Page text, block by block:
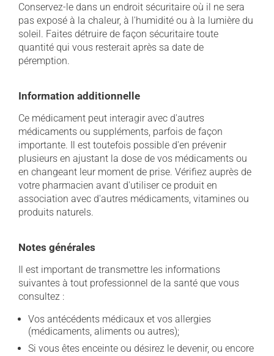
Conservez-le dans un endroit sécuritaire où il ne sera
pas exposé à la chaleur, à l'humidité ou à la lumière du
soleil. Faites détruire de façon sécuritaire toute
quantité qui vous resterait après sa date de
péremption.
Information additionnelle
Ce médicament peut interagir avec d'autres
médicaments ou suppléments, parfois de façon
importante. Il est toutefois possible d'en prévenir
plusieurs en ajustant la dose de vos médicaments ou
en changeant leur moment de prise. Vérifiez auprès de
votre pharmacien avant d'utiliser ce produit en
association avec d'autres médicaments, vitamines ou
produits naturels.
Notes générales
Il est important de transmettre les informations
suivantes à tout professionnel de la santé que vous
consultez :
Vos antécédents médicaux et vos allergies
(médicaments, aliments ou autres);
Si vous êtes enceinte ou désirez le devenir, ou encore